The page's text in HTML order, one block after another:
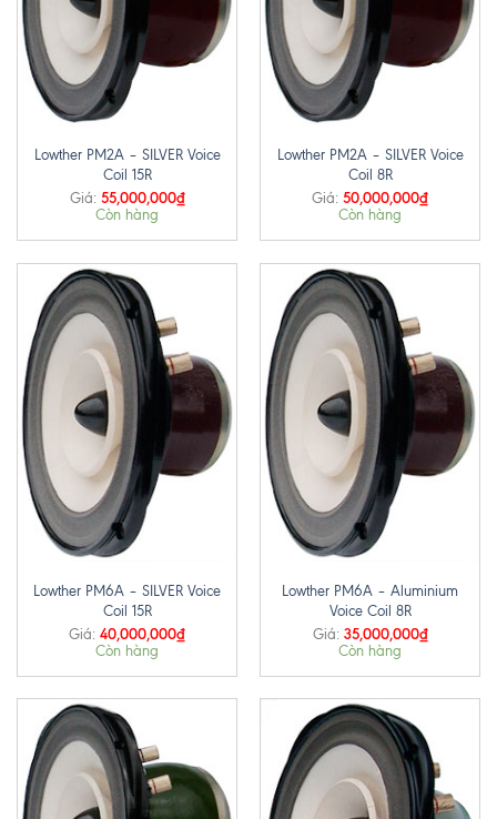
Lowther PM2A – SILVER Voice
Coil 15R
Giá: 55,000,000₫
Còn hàng
Lowther PM2A – SILVER Voice
Coil 8R
Giá: 50,000,000₫
Còn hàng
Lowther PM6A – SILVER Voice
Coil 15R
Giá: 40,000,000₫
Còn hàng
Lowther PM6A – Aluminium
Voice Coil 8R
Giá: 35,000,000₫
Còn hàng